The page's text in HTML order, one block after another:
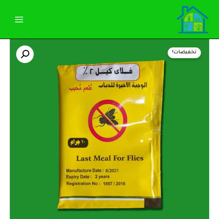
المحتوى
تخفيضات!
الأصلي
هو:
20,00 EGP.
الحالي
هو:
15,00 EGP.
فلاى